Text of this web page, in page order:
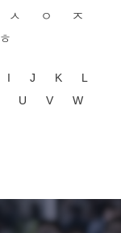
ㅅ ㅇ
ㅈ
ㅎ
I J K
L
U V
W